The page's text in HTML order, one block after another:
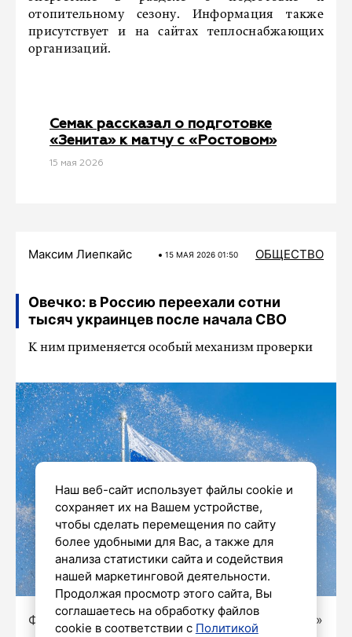
отопительному сезону. Информация также
присутствует и на сайтах теплоснабжающих
организаций.
Семак рассказал о подготовке
«Зенита» к матчу с «Ростовом»
15 мая 2026
Максим Лиепкайс 15 МАЯ 2026 01:50 ОБЩЕСТВО
Овечко: в Россию переехали сотни
тысяч украинцев после начала СВО
К ним применяется особый механизм проверки
Фото: Олег Золото / «Петербургский дневник»
Наш веб-сайт использует файлы cookie и
сохраняет их на Вашем устройстве,
чтобы сделать перемещения по сайту
более удобными для Вас, а также для
анализа статистики сайта и содействия
нашей маркетинговой деятельности.
Продолжая просмотр этого сайта, Вы
соглашаетесь на обработку файлов
cookie в соответствии с Политикой